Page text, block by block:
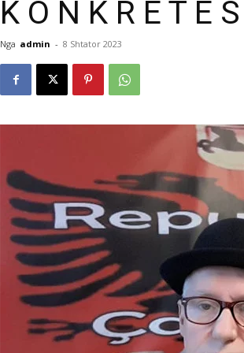
K O N K R E T Ë
Nga admin - 8 Shtator 2023